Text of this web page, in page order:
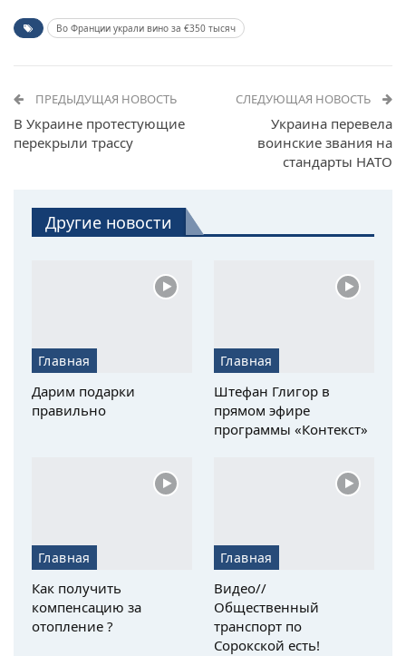
Во Франции украли вино за €350 тысяч
ПРЕДЫДУЩАЯ НОВОСТЬ
В Украине протестующие
перекрыли трассу
СЛЕДУЮЩАЯ НОВОСТЬ
Украина перевела
воинские звания на
стандарты НАТО
Другие новости
Главная
Дарим подарки
правильно
Главная
Штефан Глигор в
прямом эфире
программы «Контекст»
Главная
Как получить
компенсацию за
отопление ?
Главная
Видео//
Общественный
транспорт по
Сорокской есть!